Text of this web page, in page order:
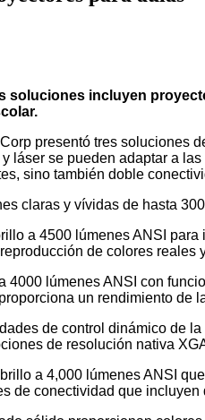
soluciones incluyen
presentó tres soluciones
láser se pueden adaptar a
sino también doble
claras y vívidas de hasta
a 4500 lúmenes ANSI
de colores
4000 lúmenes ANSI con
un rendimiento de
de control dinámico de
de resolución nativa
a 4,000 lúmenes ANSI
de conectividad que